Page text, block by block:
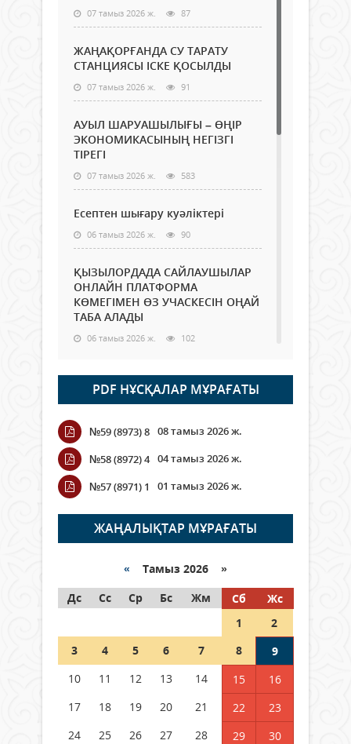
07 тамыз 2026 ж. 87
ЖАҢАҚОРҒАНДА СУ ТАРАТУ
СТАНЦИЯСЫ ІСКЕ ҚОСЫЛДЫ
07 тамыз 2026 ж. 91
АУЫЛ ШАРУАШЫЛЫҒЫ – ӨҢІР
ЭКОНОМИКАСЫНЫҢ НЕГІЗГІ
ТІРЕГІ
07 тамыз 2026 ж. 583
Есептен шығару куәліктері
06 тамыз 2026 ж. 90
ҚЫЗЫЛОРДАДА САЙЛАУШЫЛАР
ОНЛАЙН ПЛАТФОРМА
КӨМЕГІМЕН ӨЗ УЧАСКЕСІН ОҢАЙ
ТАБА АЛАДЫ
06 тамыз 2026 ж. 102
Open Air: Қызылорда облысы
полиция департаменті 20
мыңнан астам көрерменнің
қауіпсіздігін қамтамасыз етті
06 тамыз 2026 ж.
Wi-Fi ҚАБЫРҒА АРҚЫЛЫ ҚАЛАЙ
ӨТЕДІ?
06 тамыз 2026 ж. 279
граждане Казахстана,
05 тамыз 2026 ж. 161
Шетелде жүрген Қазақстан
азаматтары қалай дауыс бере
PDF НҰСҚАЛАР МҰРАҒАТЫ
№59 (8973) 8 08 тамыз 2026 ж.
№58 (8972) 4 04 тамыз 2026 ж.
№57 (8971) 1
01 тамыз 2026 ж.
ЖАҢАЛЫҚТАР МҰРАҒАТЫ
« Тамыз 2026 »
Дс
Сс Ср Бс Жм Сб
Жс
1
2
3
4 5 6 7 8
9
10
11 12 13 14 15
16
17
18 19 20 21 22
23
24
25 26 27 28 29
30